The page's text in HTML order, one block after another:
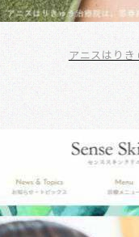
アニスはり